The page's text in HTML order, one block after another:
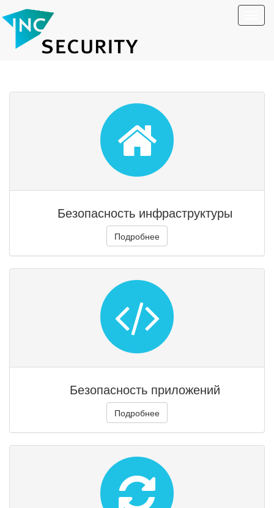
Безопасность инфраструктуры
Подробнее
Безопасность приложений
Подробнее